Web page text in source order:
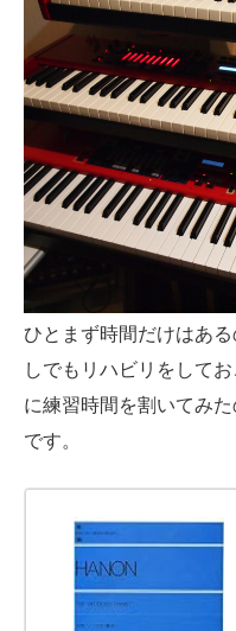
ひとまず時間だけはあ
しでもリハビリをして
に練習時間を割いてみ
です。